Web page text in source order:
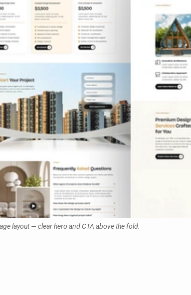
layout — clear hero and CTA above the fold.